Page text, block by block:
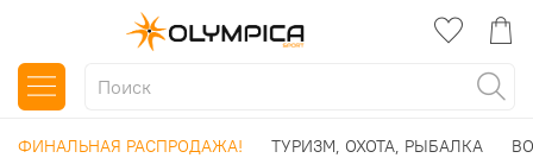
ФИНАЛЬНАЯ РАСПРОДАЖА! ТУРИЗМ, ОХОТА, РЫБАЛКА